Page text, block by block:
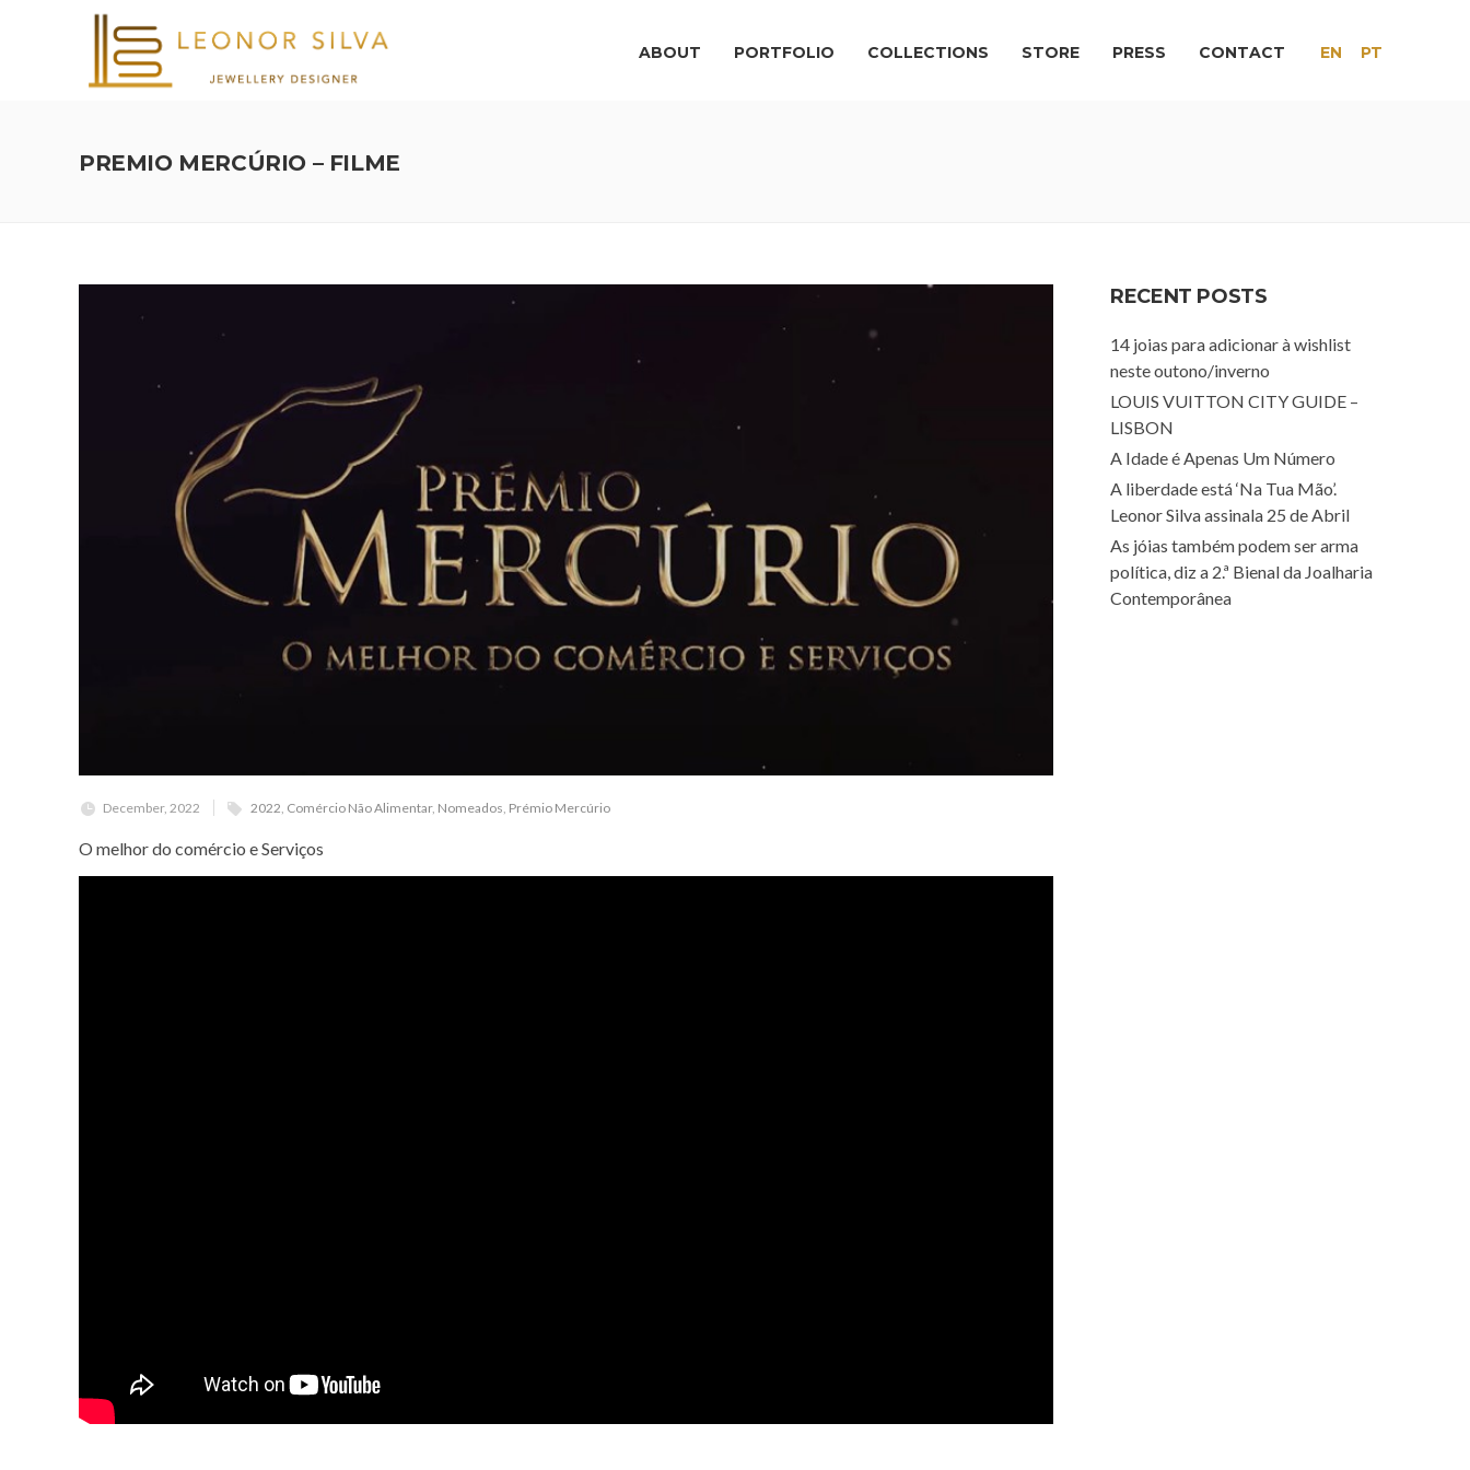
ABOUT PORTFOLIO COLLECTIONS STORE PRESS CONTACT EN PT
PREMIO MERCÚRIO – FILME
December, 2022 2022 Comércio Não Alimentar, Nomeados Prémio Mercúrio
O melhor do comércio e Serviços
RECENT POSTS
14 joias para adicionar à wishlist
neste outono/inverno
LOUIS VUITTON CITY GUIDE –
LISBON
A Idade é Apenas Um Número
A liberdade está ‘Na Tua Mão’.
Leonor Silva assinala 25 de Abril
As jóias também podem ser arma
política, diz a 2.ª Bienal da Joalharia
Contemporânea